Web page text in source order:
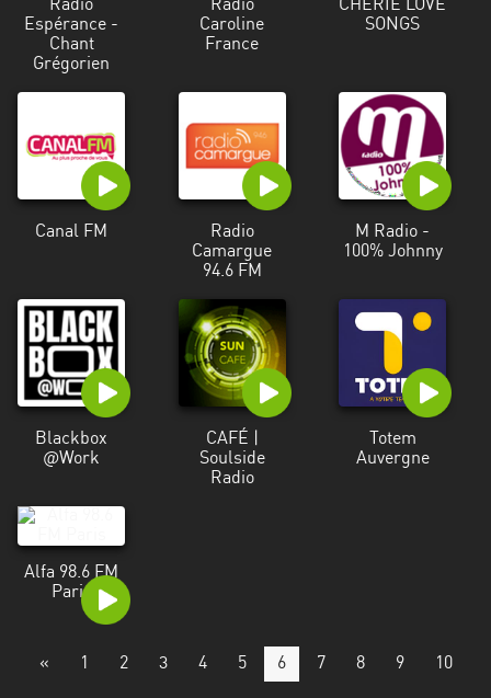
Radio
Espérance -
Chant
Grégorien
Radio
Caroline
France
CHERIE LOVE
SONGS
Canal FM
Radio
Camargue
94.6 FM
M Radio -
100% Johnny
Blackbox
@Work
CAFÉ |
Soulside
Radio
Totem
Auvergne
Alfa 98.6 FM
Paris
« 1 2 3 4 5 6 7 8 9 10